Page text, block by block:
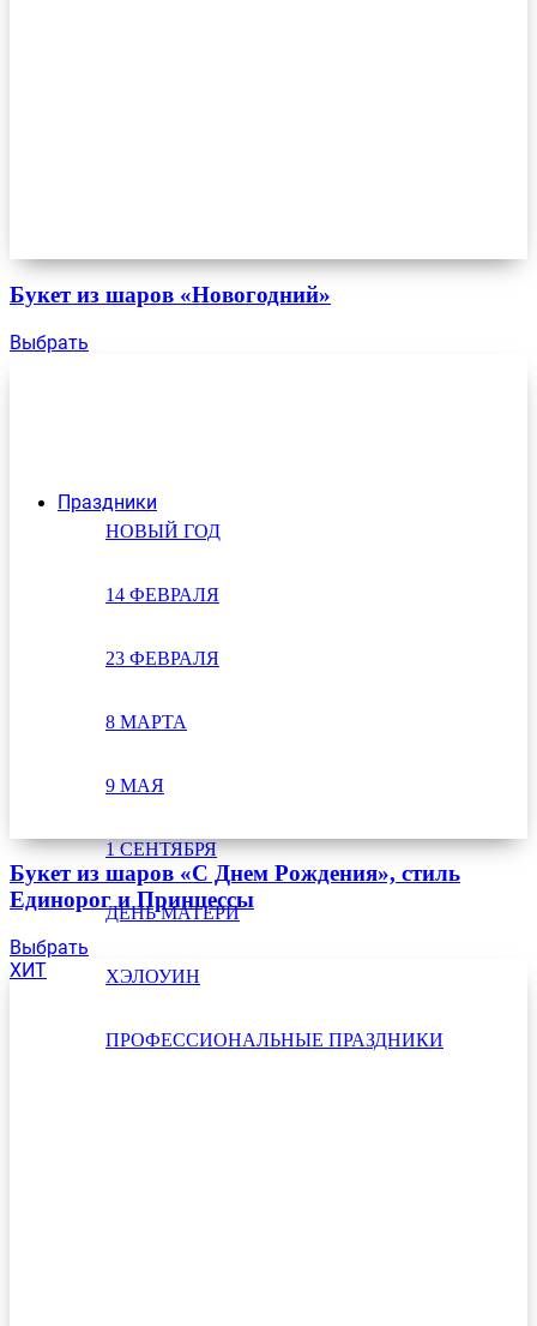
Праздники
НОВЫЙ ГОД
14 ФЕВРАЛЯ
23 ФЕВРАЛЯ
8 МАРТА
9 МАЯ
1 СЕНТЯБРЯ
ДЕНЬ МАТЕРИ
ХЭЛОУИН
ПРОФЕССИОНАЛЬНЫЕ ПРАЗДНИКИ
Букет из шаров «Новогодний»
Выбрать
Букет из шаров «С Днем Рождения», стиль
Единорог и Принцессы
Выбрать
ХИТ